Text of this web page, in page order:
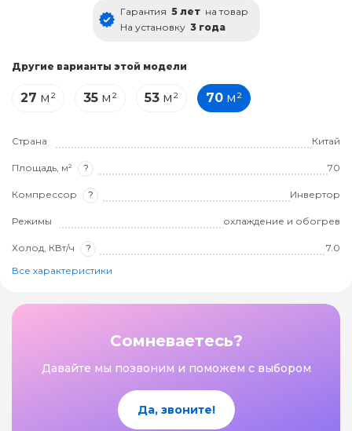
Гарантия 5 лет на товар
На установку 3 года
Другие варианты этой модели
27 м² 35 м² 53 м² 70 м²
Страна Китай
Площадь, м² ? 70
Компрессор ? Инвертор
Режимы охлаждение и обогрев
Холод, КВт/ч ?
7.0
Все характеристики
Сомневаетесь?
Давайте мы позвоним и поможем с выбором
Да, звоните!